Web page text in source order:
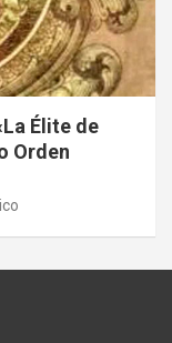
Élite de
Orden